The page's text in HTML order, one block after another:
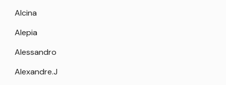
Alcina
Alepia
Alessandro
Alexandre.J